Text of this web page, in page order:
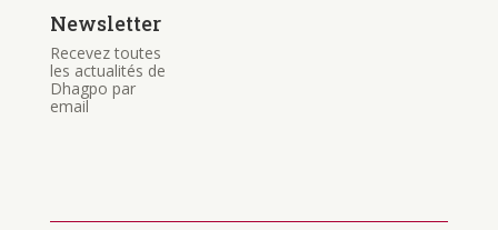
Newsletter
Recevez toutes
les actualités de
Dhagpo par
email